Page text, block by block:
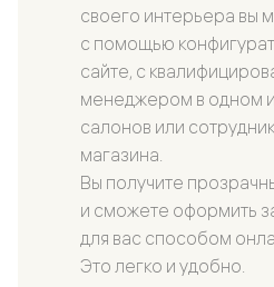
своего интерьера вы
с помощью
сайте, с
менеджером в одном
салонов или
магазина.
Вы получите
и сможете оформить
для вас способом
Это легко и удобно.